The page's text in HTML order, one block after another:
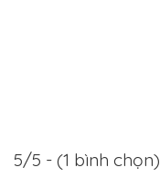
5/5 - (1 bình chọn)